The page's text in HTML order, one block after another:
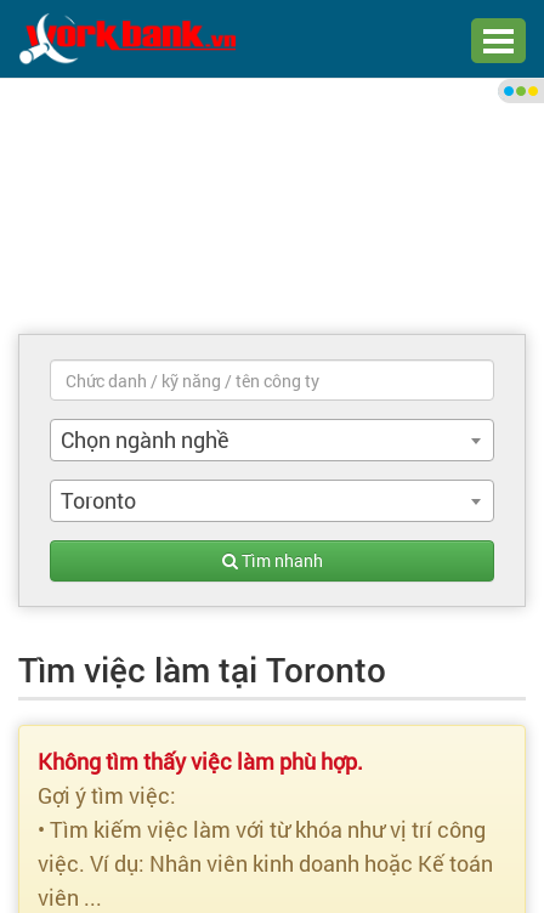
Việc làm mới nhất
Tìm việc làm
Tạo hồ sơ
Cẩm nang việc làm
Bạn cần tuyển người
Nhà tuyển dụng
Chọn ngành nghề
Toronto
Tìm nhanh
Tìm việc làm tại Toronto
Không tìm thấy việc làm phù hợp.
Gợi ý tìm việc:
• Tìm kiếm việc làm với từ khóa như vị trí công
việc. Ví dụ: Nhân viên kinh doanh hoặc Kế toán
viên ...